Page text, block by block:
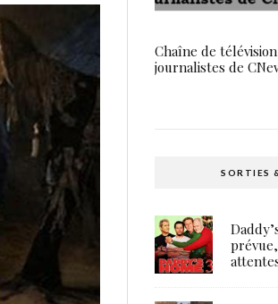
Chaîne de
journalistes de
SORTIES